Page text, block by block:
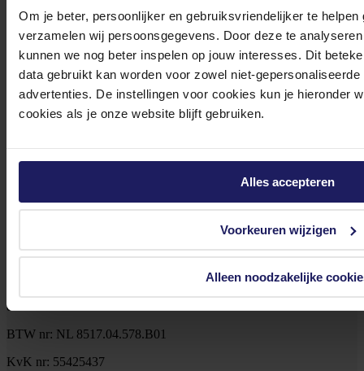
Om je beter, persoonlijker en gebruiksvriendelijker te
verzamelen wij persoonsgegevens. Door deze te
kunnen we nog beter inspelen op jouw interesses. Dit
data gebruikt kan worden voor zowel niet-
advertenties. De instellingen voor cookies kun je hieronder
cookies als je onze website blijft gebruiken.
Alles accepteren
Voorkeuren wijzigen
Alleen noodzakelijke
Klantenservice@azerty.nl
Meld je aan voor onze nieuwsbrief!
Ontvang als eerste de beste deals in je inbox
8102 HG Raalte
BTW nr: NL 8517.04.578.B01
KvK nr: 55425437